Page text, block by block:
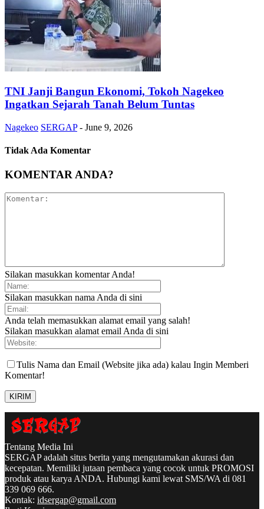
TNI Janji Bangun Ekonomi, Tokoh Nagekeo
Ingatkan Sejarah Tanah Belum Tuntas
Nagekeo SERGAP - June 9, 2026
Tidak Ada Komentar
KOMENTAR ANDA?
Silakan masukkan komentar Anda!
Silakan masukkan nama Anda di sini
Anda telah memasukkan alamat email yang salah!
Silakan masukkan alamat email Anda di sini
Tulis Nama dan Email (Website jika ada) kalau Ingin Memberi
Komentar!
Tentang Media Ini
SERGAP adalah situs berita yang mengutamakan akurasi dan
kecepatan. Memiliki jutaan pembaca yang cocok untuk PROMOSI
produk atau karya ANDA. Hubungi kami lewat SMS/WA di 081
339 069 666.
Kontak: idsergap@gmail.com